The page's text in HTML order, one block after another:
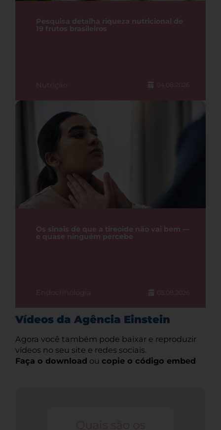
Pesquisa detalha riqueza nutricional de
19 frutos brasileiros
Nutrição 04.08.2026
Os sinais de que a tireoide não vai bem —
e quase ninguém percebe
Endocrinologia 03.08.2026
Vídeos da Agência Einstein
Agora você também pode baixar e reproduzir
vídeos no seu site e redes sociais.
Faça o download ou copie o código embed